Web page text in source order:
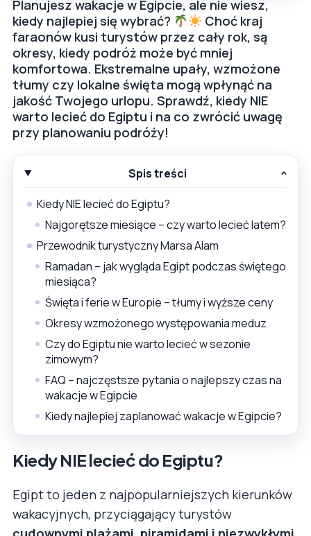
Planujesz wakacje w Egipcie, ale nie wiesz,
kiedy najlepiej się wybrać?
Choć kraj
faraonów kusi turystów przez cały rok, są
okresy, kiedy podróż może być mniej
komfortowa. Ekstremalne upały, wzmożone
tłumy czy lokalne święta mogą wpłynąć na
jakość Twojego urlopu. Sprawdź, kiedy NIE
warto lecieć do Egiptu i na co zwrócić uwagę
przy planowaniu podróży!
Spis treści
Kiedy NIE lecieć do Egiptu?
Najgorętsze miesiące – czy warto lecieć latem?
Przewodnik turystyczny Marsa Alam
Ramadan – jak wygląda Egipt podczas świętego
miesiąca?
Święta i ferie w Europie – tłumy i wyższe ceny
Okresy wzmożonego występowania meduz
Czy do Egiptu nie warto lecieć w sezonie
zimowym?
FAQ – najczęstsze pytania o najlepszy czas na
wakacje w Egipcie
Kiedy najlepiej zaplanować wakacje w Egipcie?
Kiedy NIE lecieć do Egiptu?
Egipt to jeden z najpopularniejszych kierunków
wakacyjnych, przyciągający turystów